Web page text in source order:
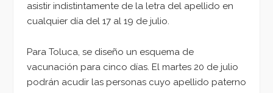
asistir indistintamente de la letra del apellido en
cualquier día del 17 al 19 de julio.
Para Toluca, se diseño un esquema de
vacunación para cinco días. El martes 20 de julio
podrán acudir las personas cuyo apellido paterno